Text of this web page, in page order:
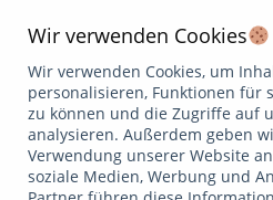
Gründung in 2006, also seit
für unabhängige
auf Transparenz, Methodik und
den Zielen unserer Kundinnen
wichtiger Meilenstein war 2010:
Vermögensverwaltung auch
Weiterlesen
Wir verwenden Cookies
Wir verwenden Cookies, um
personalisieren, Funktionen für
zu können und die Zugriffe auf
analysieren. Außerdem geben
Verwendung unserer Website
soziale Medien, Werbung und